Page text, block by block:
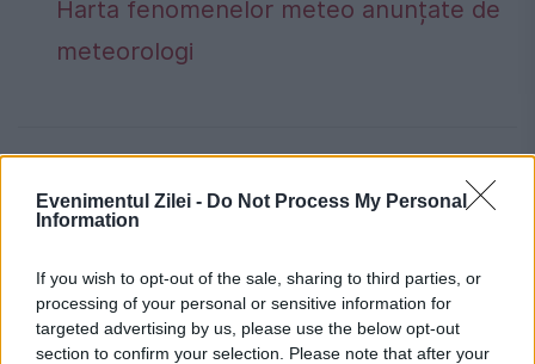
Evenimentul Zilei - Do Not Process My Personal
Information
If you wish to opt-out of the sale, sharing to third parties, or
processing of your personal or sensitive information for
targeted advertising by us, please use the below opt-out
section to confirm your selection. Please note that after your
Harta fenomenelor meteo anunțate de
meteorologi